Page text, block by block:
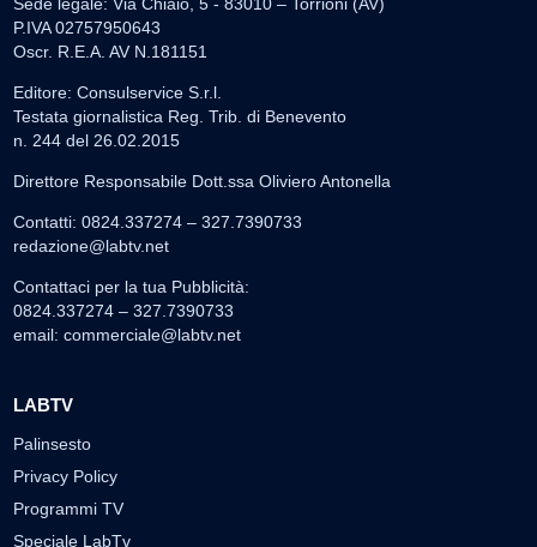
P.IVA 02757950643
Oscr. R.E.A. AV N.181151
Editore: Consulservice S.r.l.
Testata giornalistica Reg. Trib. di Benevento
n. 244 del 26.02.2015
Direttore Responsabile Dott.ssa Oliviero Antonella
Contatti: 0824.337274 – 327.7390733
redazione@labtv.net
Contattaci per la tua Pubblicità:
0824.337274 – 327.7390733
email: commerciale@labtv.net
LABTV
Palinsesto
Privacy Policy
Programmi TV
Speciale LabTv